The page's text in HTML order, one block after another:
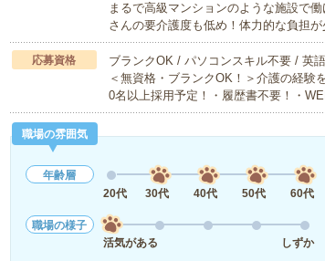
まるで高級マンションのような施設で
さんの要介護度も低め！体力的な負担
応募資格
ブランクOK / パソコンスキル不要 / 英
＜無資格・ブランクOK！＞介護の経験
0名以上採用予定！・履歴書不要！・
職場の雰囲気
年齢層
20代
30代 40代 50代 60代
職場の様子
活気がある
しずか